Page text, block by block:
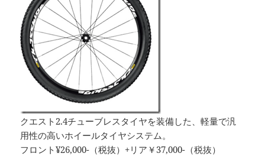
クエスト2.4チューブレスタイヤを装備した、軽量で汎
用性の高いホイールタイヤシステム。
フロント¥26,000-（税抜）+リア￥37,000-（税抜）